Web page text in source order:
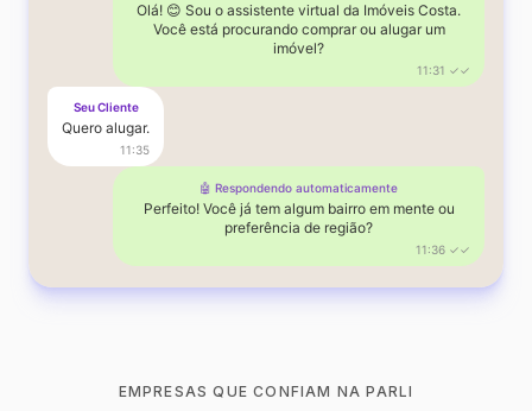
Olá! 😊 Sou o assistente virtual da Imóveis Costa.
Você está procurando comprar ou alugar um
imóvel?
11:31 ✓✓
Seu Cliente
Quero alugar.
11:35
🤖 Respondendo automaticamente
Perfeito! Você já tem algum bairro em mente ou
preferência de região?
11:36 ✓✓
EMPRESAS QUE CONFIAM NA PARLI